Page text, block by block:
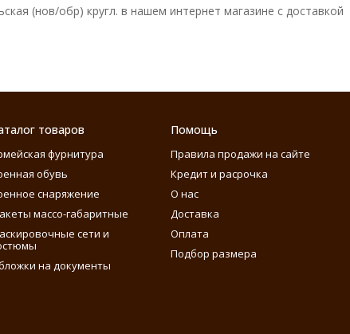
(нов/обр) кругл. в нашем интернет магазине с доставкой
товаров
фурнитура
обувь
снаряжение
массо-габаритные
сети и
на документы
Помощь
Правила продажи на сайте
Кредит и расрочка
О нас
Доставка
Оплата
Подбор размера